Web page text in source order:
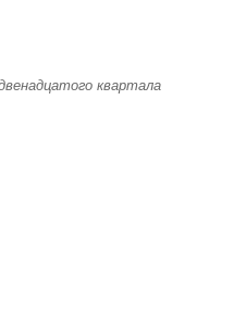
квартала